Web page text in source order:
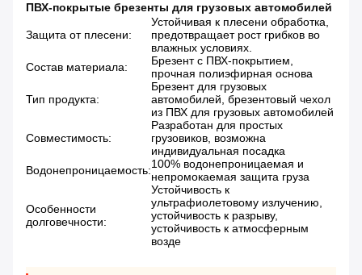
ПВХ-покрытые брезенты для грузовых автомобилей
Защита от плесени:
Устойчивая к плесени обработка,
предотвращает рост грибков во
влажных условиях.
Состав материала:
Брезент с ПВХ-покрытием,
прочная полиэфирная основа
Тип продукта:
Брезент для грузовых
автомобилей, брезентовый чехол
из ПВХ для грузовых автомобилей
Совместимость:
Разработан для простых
грузовиков, возможна
индивидуальная посадка
Водонепроницаемость:100% водонепроницаемая и
непромокаемая защита груза
Особенности
долговечности:
Устойчивость к
ультрафиолетовому излучению,
устойчивость к разрыву,
устойчивость к атмосферным
возде